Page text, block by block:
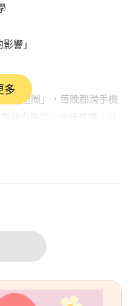
響」
音迴圈」，每晚都滑手機
注力失控、情緒暴躁，甚
做完。爸爸也說孩子最
怎麼看待它呢？讓我們來
多